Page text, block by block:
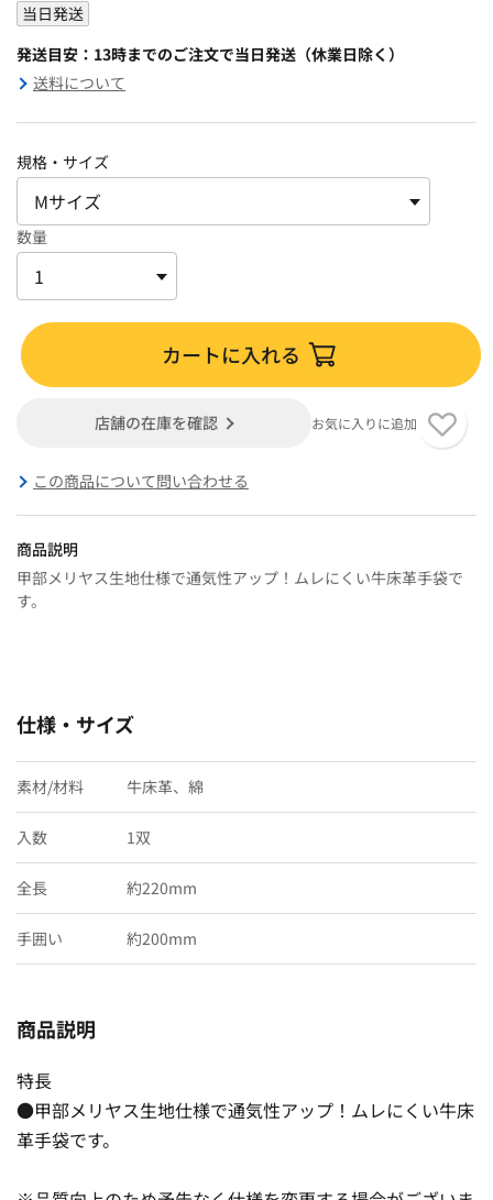
当日発送
発送目安：13時までのご注文で当日発送（休業日除く）
送料について
規格・サイズ
数量
カートに入れる
店舗の在庫を確認 お気に入りに追加
この商品について問い合わせる
商品説明
甲部メリヤス生地仕様で通気性アップ！ムレにくい牛床革手袋で
す。
仕様・サイズ
素材/材料 牛床革、綿
入数 1双
全長 約220mm
手囲い 約200mm
商品説明
特長
●甲部メリヤス生地仕様で通気性アップ！ムレにくい牛床
革手袋です。